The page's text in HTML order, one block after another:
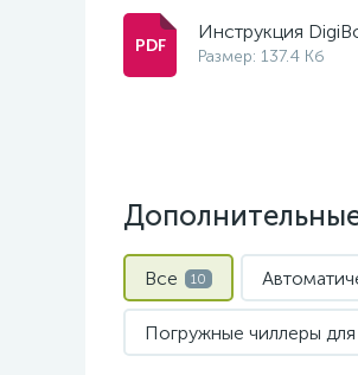
Инструкция
Размер: 137.4 Кб
Все 10
Погружные чиллеры